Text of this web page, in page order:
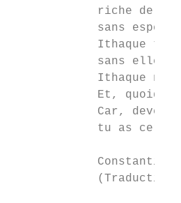
riche de
sans
Ithaque t'a
sans elle,
Ithaque n'a
Et,
Car,
tu as
Constantin